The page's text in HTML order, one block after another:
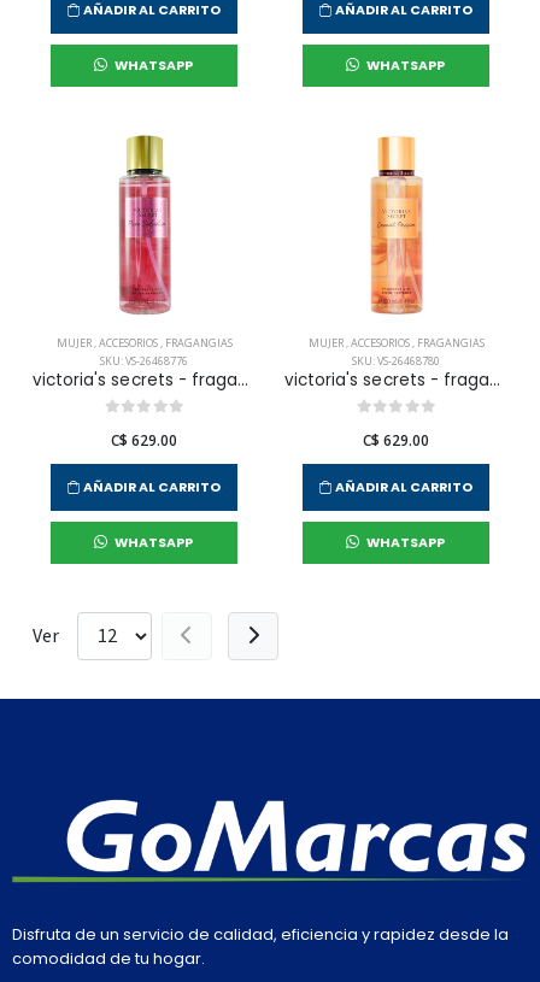
AÑADIR AL CARRITO
WHATSAPP
AÑADIR AL CARRITO
WHATSAPP
MUJER,ACCESORIOS, FRAGANGIAS
SKU: VS-26468776
victoria's secrets - fragancia corporal pure seduction para mujer
C$ 629.00
AÑADIR AL CARRITO
WHATSAPP
MUJER,ACCESORIOS, FRAGANGIAS
SKU: VS-26468780
victoria's secrets - fragancia corporal coconut passion para mujer
C$ 629.00
AÑADIR AL CARRITO
WHATSAPP
Ver
Disfruta de un servicio de calidad, eficiencia y rapidez desde la
comodidad de tu hogar.